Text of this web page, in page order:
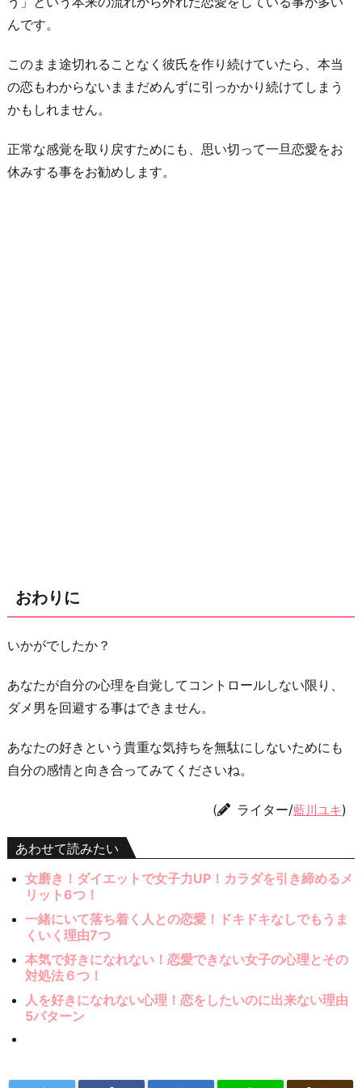
んです。
このまま途切れることなく彼氏を作り続けていたら、本当
の恋もわからないままだめんずに引っかかり続けてしまう
かもしれません。
正常な感覚を取り戻すためにも、思い切って一旦恋愛をお
休みする事をお勧めします。
おわりに
いかがでしたか？
あなたが自分の心理を自覚してコントロールしない限り、
ダメ男を回避する事はできません。
あなたの好きという貴重な気持ちを無駄にしないためにも
自分の感情と向き合ってみてくださいね。
( ライター/藍川ユキ)
あわせて読みたい
女磨き！ダイエットで女子力UP！カラダを引き締めるメ
リット6つ！
一緒にいて落ち着く人との恋愛！ドキドキなしでもうま
くいく理由7つ
本気で好きになれない！恋愛できない女子の心理とその
対処法６つ！
人を好きになれない心理！恋をしたいのに出来ない理由
5パターン